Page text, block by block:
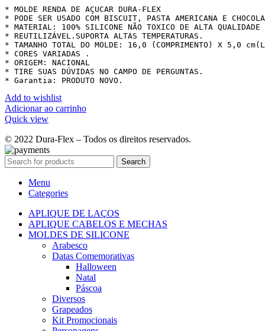
* MOLDE RENDA DE AÇUCAR DURA-FLEX
* PODE SER USADO COM BISCUIT, PASTA AMERICANA E
* MATERIAL: 100% SILICONE NÃO TOXICO DE ALTA
* REUTILIZÁVEL.SUPORTA ALTAS TEMPERATURAS.
* TAMANHO TOTAL DO MOLDE: 16,0 (COMPRIMENTO) X 5,0
* CORES VARIADAS .
* ORIGEM: NACIONAL
* TIRE SUAS DÚVIDAS NO CAMPO DE PERGUNTAS.
* Garantia: PRODUTO NOVO.
Add to wishlist
Adicionar ao carrinho
Quick view
© 2022 Dura-Flex – Todos os direitos reservados.
Search
Menu
Categories
APLIQUE DE LAÇOS
APLIQUE CABELOS E MECHAS
MOLDES DE SILICONE
Arabesco
Datas Comemorativas
Halloween
Natal
Páscoa
Diversos
Grapeados
Kit Promocionais